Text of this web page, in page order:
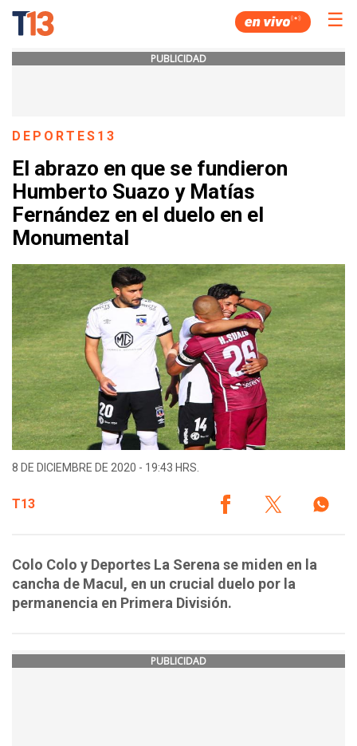
☰
PUBLICIDAD
DEPORTES13
El abrazo en que se fundieron
Humberto Suazo y Matías
Fernández en el duelo en el
Monumental
8 DE DICIEMBRE DE 2020 - 19:43 HRS.
T13
Colo Colo y Deportes La Serena se miden en la
cancha de Macul, en un crucial duelo por la
permanencia en Primera División.
PUBLICIDAD